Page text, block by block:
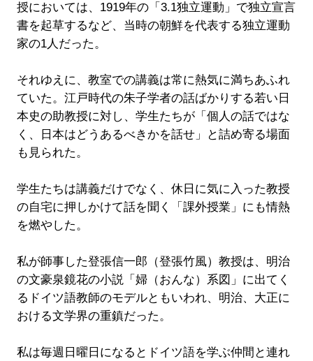
授においては、1919年の「3.1独立運動」で独立宣言
書を起草するなど、当時の朝鮮を代表する独立運動
家の1人だった。
それゆえに、教室での講義は常に熱気に満ちあふれ
ていた。江戸時代の朱子学者の話ばかりする若い日
本史の助教授に対し、学生たちが「個人の話ではな
く、日本はどうあるべきかを話せ」と詰め寄る場面
も見られた。
学生たちは講義だけでなく、休日に気に入った教授
の自宅に押しかけて話を聞く「課外授業」にも情熱
を燃やした。
私が師事した登張信一郎（登張竹風）教授は、明治
の文豪泉鏡花の小説「婦（おんな）系図」に出てく
るドイツ語教師のモデルともいわれ、明治、大正に
おける文学界の重鎮だった。
私は毎週日曜日になるとドイツ語を学ぶ仲間と連れ